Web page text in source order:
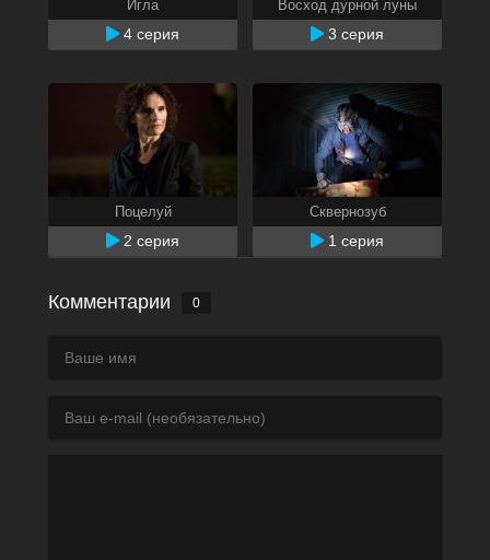
Игла
4 серия
Восход дурной луны
3 серия
Поцелуй
2 серия
Сквернозуб
1 серия
Комментарии 0